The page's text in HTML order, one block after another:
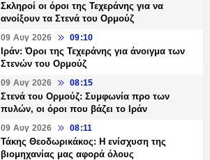
Σκληροί οι όροι της Τεχεράνης για να
ανοίξουν τα Στενά του Ορμούζ
09 Αυγ 2026 09:10
Ιράν: Όροι της Τεχεράνης για άνοιγμα των
Στενών του Ορμούζ
09 Αυγ 2026 08:15
Στενά του Ορμούζ: Συμφωνία προ των
πυλών, οι όροι που βάζει το Ιράν
09 Αυγ 2026 08:11
Τάκης Θεοδωρικάκος: Η ενίσχυση της
βιομηχανίας μας αφορά όλους